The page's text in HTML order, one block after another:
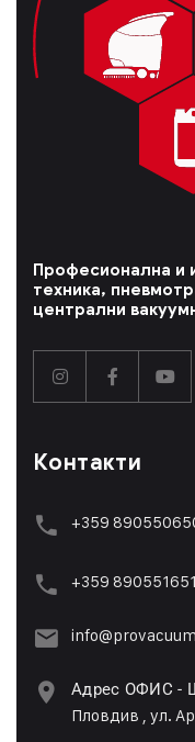
Професионална и
техника,
централни
Контакти
+359
+359 890551651
Адрес ОФИС -
Пловдив , ул.